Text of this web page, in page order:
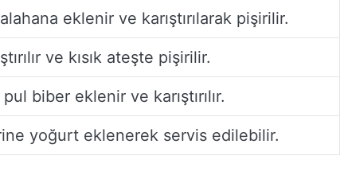
eklenir ve karıştırılarak pişirilir.
ve kısık ateşte pişirilir.
biber eklenir ve karıştırılır.
yoğurt eklenerek servis edilebilir.